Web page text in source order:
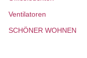
Ventilatoren
SCHÖNER WOHNEN